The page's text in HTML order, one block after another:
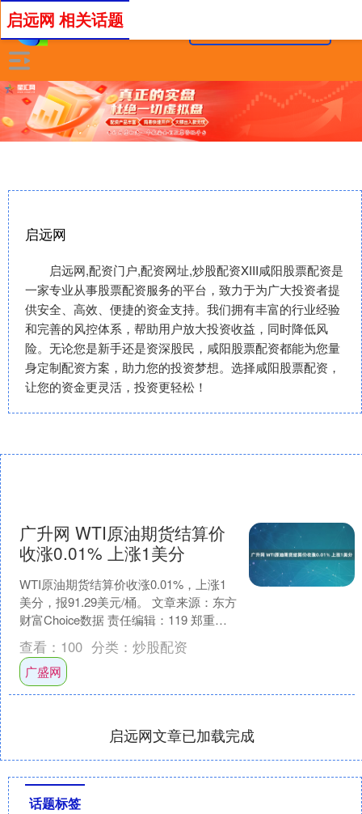
启远网
启远网,配资门户,配资网址,炒股配资XIII‌咸阳股票配资是
一家专业从事股票配资服务的平台，致力于为广大投资者提
供安全、高效、便捷的资金支持。我们拥有丰富的行业经验
和完善的风控体系，帮助用户放大投资收益，同时降低风
险。无论您是新手还是资深股民，咸阳股票配资都能为您量
身定制配资方案，助力您的投资梦想。选择咸阳股票配资，
让您的资金更灵活，投资更轻松！
启远网 相关话题
广升网 WTI原油期货结算价
收涨0.01% 上涨1美分
WTI原油期货结算价收涨0.01%，上涨1
美分，报91.29美元/桶。 文章来源：东方
财富Choice数据 责任编辑：119 郑重声
明：东方财富发布此内容旨在传....
查看： 100 分类： 炒股配资
广盛网
启远网文章已加载完成
话题标签